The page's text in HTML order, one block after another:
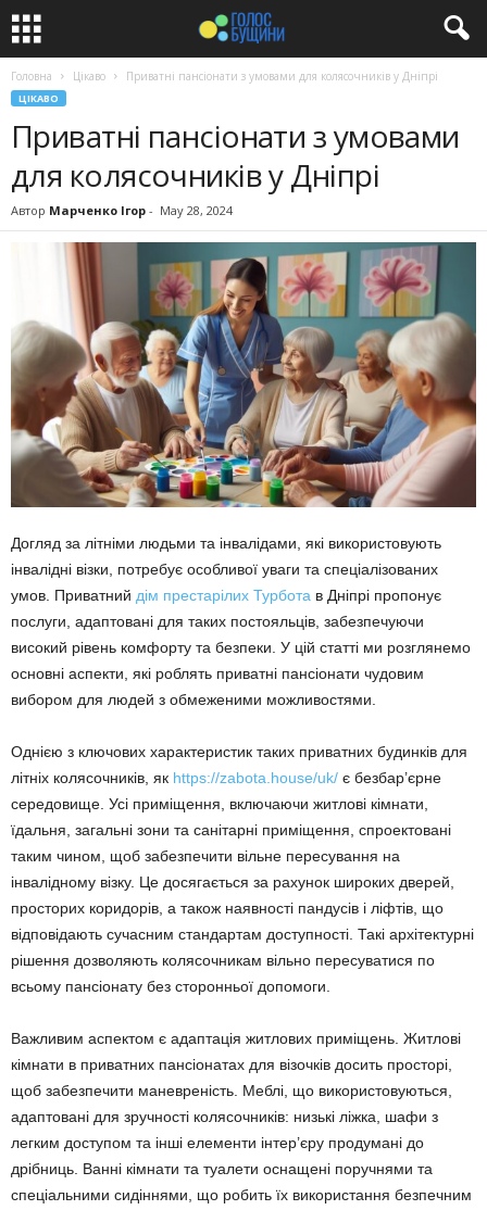
Головна Цікаво Приватні пансіонати з умовами для колясочників у Дніпрі
ЦІКАВО
Приватні пансіонати з умовами
для колясочників у Дніпрі
Автор Марченко Ігор - May 28, 2024
Догляд за літніми людьми та інвалідами, які використовують
інвалідні візки, потребує особливої уваги та спеціалізованих
умов. Приватний дім престарілих Турбота в Дніпрі пропонує
послуги, адаптовані для таких постояльців, забезпечуючи
високий рівень комфорту та безпеки. У цій статті ми розглянемо
основні аспекти, які роблять приватні пансіонати чудовим
вибором для людей з обмеженими можливостями.
Однією з ключових характеристик таких приватних будинків для
літніх колясочників, як https://zabota.house/uk/ є безбар’єрне
середовище. Усі приміщення, включаючи житлові кімнати,
їдальня, загальні зони та санітарні приміщення, спроектовані
таким чином, щоб забезпечити вільне пересування на
інвалідному візку. Це досягається за рахунок широких дверей,
просторих коридорів, а також наявності пандусів і ліфтів, що
відповідають сучасним стандартам доступності. Такі архітектурні
рішення дозволяють колясочникам вільно пересуватися по
всьому пансіонату без сторонньої допомоги.
Важливим аспектом є адаптація житлових приміщень. Житлові
кімнати в приватних пансіонатах для візочків досить просторі,
щоб забезпечити маневреність. Меблі, що використовуються,
адаптовані для зручності колясочників: низькі ліжка, шафи з
легким доступом та інші елементи інтер’єру продумані до
дрібниць. Ванні кімнати та туалети оснащені поручнями та
спеціальними сидіннями, що робить їх використання безпечним